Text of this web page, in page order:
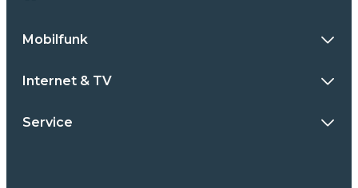
Mobilfunk
Internet & TV
Service